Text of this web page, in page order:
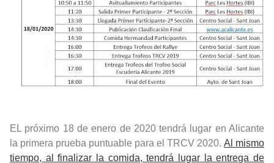
EL próximo 18 de enero de 2020 tendrá lugar en Alicante
la primera prueba puntuable para el TRCV 2020. Al mismo
tiempo, al finalizar la comida, tendrá lugar la entrega de